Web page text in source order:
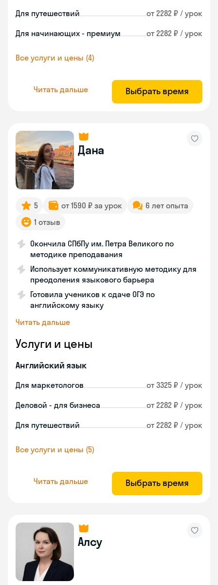
Для путешествий от 2282 ₽ / урок
Для начинающих - премиум от 2282 ₽ / урок
Все услуги и цены (4)
Читать дальше Выбрать время
Дана
5 от 1590 ₽ за урок
6 лет опыта
1 отзыв
Окончила СПбПу им. Петра Великого по
методике преподавания
Использует коммуникативную методику для
преодоления языкового барьера
Готовила учеников к сдаче ОГЭ по
английскому языку
Читать дальше
Услуги и цены
Английский язык
Для маркетологов от 3325 ₽ / урок
Деловой - для бизнеса от 2282 ₽ / урок
Для путешествий от 2282 ₽ / урок
Все услуги и цены (5)
Читать дальше Выбрать время
Алсу